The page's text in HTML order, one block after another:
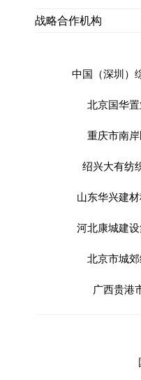
战略合作机构
中国（深圳）
北京国华
重庆市南
绍兴大有纺
山东华兴建
河北康城建
北京市城
广西贵港